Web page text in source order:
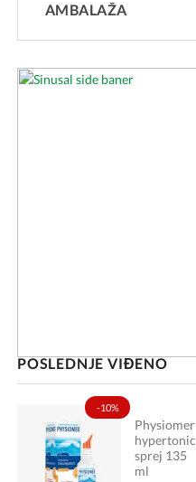
AMBALAŽA
POSLEDNJE VIĐENO
-10%
Physiomer
hypertonic
sprej 135
ml